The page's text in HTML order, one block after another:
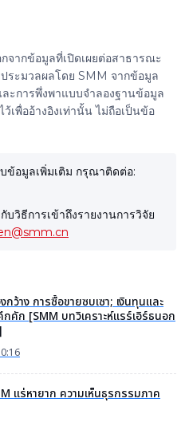
จากข้อมูลที่เปิดเผยต่อสาธารณะ
ระมวลผลโดย SMM จากข้อมูล
ะการพึ่งพาแบบจำลองฐานข้อมูล
เพื่ออ้างอิงเท่านั้น ไม่ถือเป็นข้อ
ข้อมูลเพิ่มเติม กรุณาติดต่อ:
บวิธีการเข้าถึงรายงานการวิจัย
กว้าง การซื้อขายซบเซา; เงินทุนและ
คัก [SMM บทวิเคราะห์แรร์เอิร์ธนอก
แร่หายาก ความเห็นธุรกรรมภาค